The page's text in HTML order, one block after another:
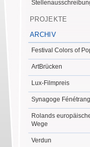
PROJEKTE
ARCHIV
Festival Colors of
ArtBrücken
Lux-Filmpreis
Synagoge
Rolands
Wege
Verdun